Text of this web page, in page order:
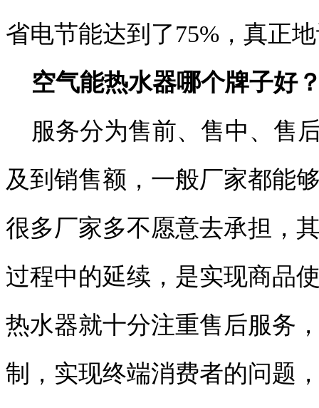
省电节能达到了75%，真正
空气能热水器哪个牌子好
服务分为售前、售中、售
及到销售额，一般厂家都能
很多厂家多不愿意去承担，
过程中的延续，是实现商品
热水器就十分注重售后服务
制，实现终端消费者的问题